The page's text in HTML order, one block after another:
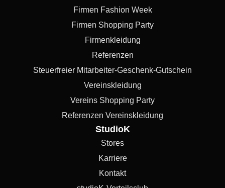
Firmen Fashion Week
Firmen Shopping Party
Firmenkleidung
Referenzen
Steuerfreier Mitarbeiter-Geschenk-Gutschein
Vereinskleidung
Vereins Shopping Party
Referenzen Vereinskleidung
StudioK
Stores
Karriere
Kontakt